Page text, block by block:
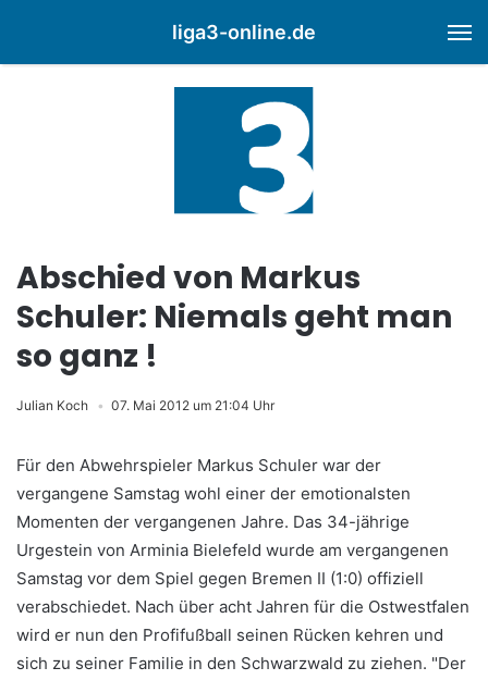
liga3-online.de
Abschied von Markus
Schuler: Niemals geht man
so ganz !
Julian Koch 07. Mai 2012 um 21:04 Uhr
Für den Abwehrspieler Markus Schuler war der
vergangene Samstag wohl einer der emotionalsten
Momenten der vergangenen Jahre. Das 34-jährige
Urgestein von Arminia Bielefeld wurde am vergangenen
Samstag vor dem Spiel gegen Bremen II (1:0) offiziell
verabschiedet. Nach über acht Jahren für die Ostwestfalen
wird er nun den Profifußball seinen Rücken kehren und
sich zu seiner Familie in den Schwarzwald zu ziehen. "Der